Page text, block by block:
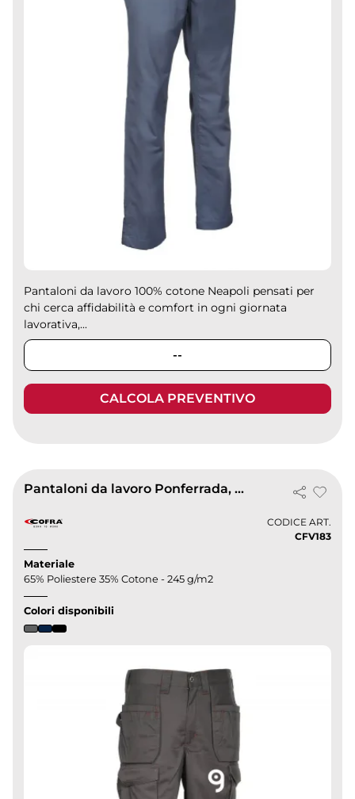
Pantaloni da lavoro 100% cotone Neapoli pensati per
chi cerca affidabilità e comfort in ogni giornata
lavorativa,...
--
CALCOLA PREVENTIVO
Pantaloni da lavoro Ponferrada, resistenti e comodi
CODICE ART.
CFV183
Materiale
65% Poliestere 35% Cotone - 245 g/m2
Colori disponibili